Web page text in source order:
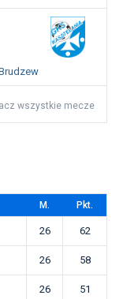
wszystkie mecze
M. Pkt.
26 62
26 58
26 51